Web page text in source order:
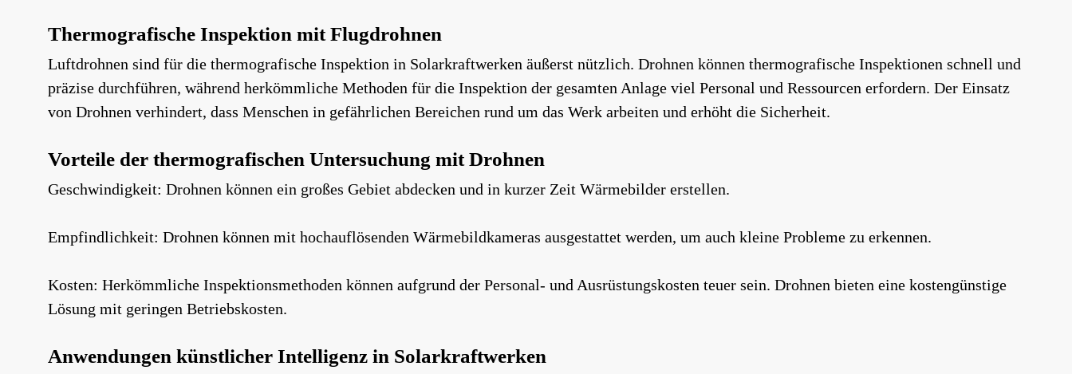
Thermografische Inspektion mit Flugdrohnen
Luftdrohnen sind für die thermografische Inspektion in Solarkraftwerken äußerst nützlich. Drohnen können thermografische Inspektionen schnell und
präzise durchführen, während herkömmliche Methoden für die Inspektion der gesamten Anlage viel Personal und Ressourcen erfordern. Der Einsatz
von Drohnen verhindert, dass Menschen in gefährlichen Bereichen rund um das Werk arbeiten und erhöht die Sicherheit.
Vorteile der thermografischen Untersuchung mit Drohnen
Geschwindigkeit: Drohnen können ein großes Gebiet abdecken und in kurzer Zeit Wärmebilder erstellen.
Empfindlichkeit: Drohnen können mit hochauflösenden Wärmebildkameras ausgestattet werden, um auch kleine Probleme zu erkennen.
Kosten: Herkömmliche Inspektionsmethoden können aufgrund der Personal- und Ausrüstungskosten teuer sein. Drohnen bieten eine kostengünstige
Lösung mit geringen Betriebskosten.
Anwendungen künstlicher Intelligenz in Solarkraftwerken